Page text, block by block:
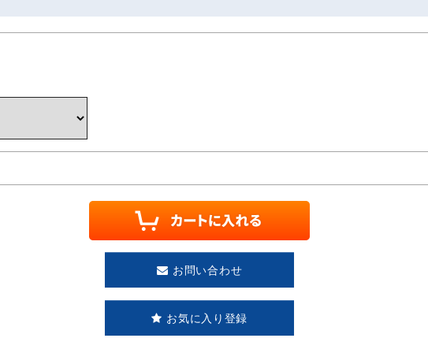
お問い合わせ
お気に入り登録